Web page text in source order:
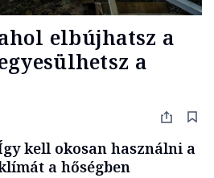
elbújhatsz a
a
kell okosan használni a
a hőségben